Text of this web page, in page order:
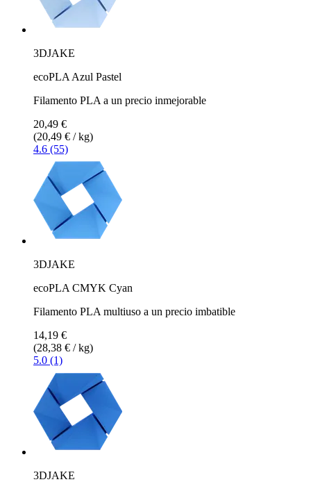
3DJAKE
ecoPLA Azul Pastel
Filamento PLA a un precio inmejorable
20,49 €
(20,49 € / kg)
4.6 (55)
3DJAKE
ecoPLA CMYK Cyan
Filamento PLA multiuso a un precio imbatible
14,19 €
(28,38 € / kg)
5.0 (1)
3DJAKE